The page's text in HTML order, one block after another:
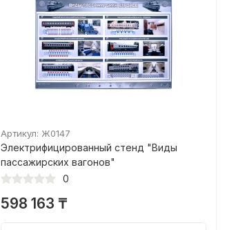
Артикул: Ж0147
Электрифицированный стенд "Виды
пассажирских вагонов"
0
598 163 ₸